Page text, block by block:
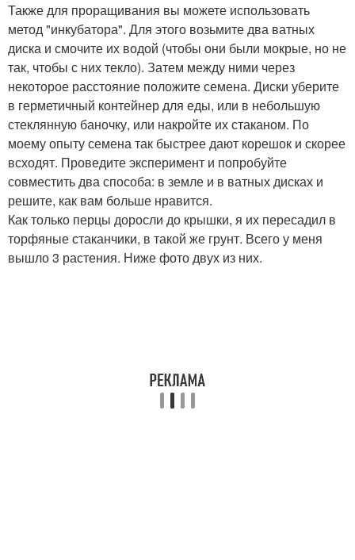
Также для проращивания вы можете использовать
метод "инкубатора". Для этого возьмите два ватных
диска и смочите их водой (чтобы они были мокрые, но не
так, чтобы с них текло). Затем между ними через
некоторое расстояние положите семена. Диски уберите
в герметичный контейнер для еды, или в небольшую
стеклянную баночку, или накройте их стаканом. По
моему опыту семена так быстрее дают корешок и скорее
всходят. Проведите эксперимент и попробуйте
совместить два способа: в земле и в ватных дисках и
решите, как вам больше нравится.
Как только перцы доросли до крышки, я их пересадил в
торфяные стаканчики, в такой же грунт. Всего у меня
вышло 3 растения. Ниже фото двух из них.